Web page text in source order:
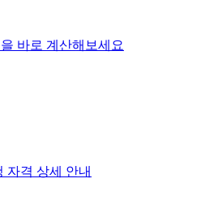
바로 계산해보세요
자격 상세 안내